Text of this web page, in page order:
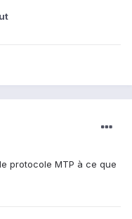
protocole MTP à ce que